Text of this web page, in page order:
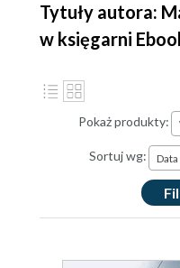
Tytuły autora:
w księgarni
Pokaż produkty:
Sortuj wg: